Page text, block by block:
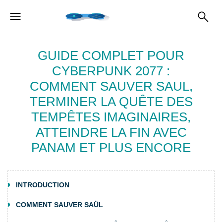
GUIDE COMPLET POUR
CYBERPUNK 2077 :
COMMENT SAUVER SAUL,
TERMINER LA QUÊTE DES
TEMPÊTES IMAGINAIRES,
ATTEINDRE LA FIN AVEC
PANAM ET PLUS ENCORE
INTRODUCTION
COMMENT SAUVER SAÜL